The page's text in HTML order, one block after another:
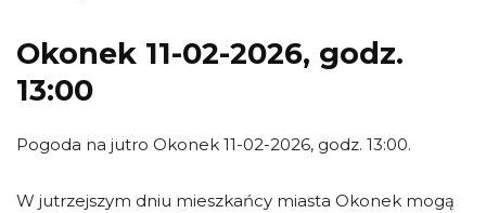
Okonek 11-02-2026, godz.
13:00
Pogoda na jutro Okonek 11-02-2026, godz. 13:00.
W jutrzejszym dniu mieszkańcy miasta Okonek mogą